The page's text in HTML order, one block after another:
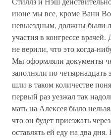
июне мы все, кроме Вани
невыездным, должны были
участия в конгрессе
не верили, что это когда-
Мы оформляли документы
заполняли по четырнадцать
шли в таком количестве
первый раз уезжал так
мать на Алексея было
что он будет приезжать
оставлять ей еду на два